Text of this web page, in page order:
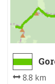
8.8 km